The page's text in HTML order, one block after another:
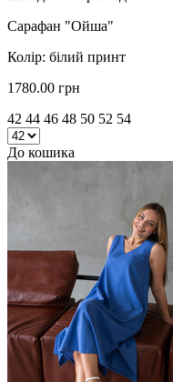
Сарафан "Ойша"
Колір: білий принт
1780.00 грн
42 44 46 48 50 52 54
До кошика